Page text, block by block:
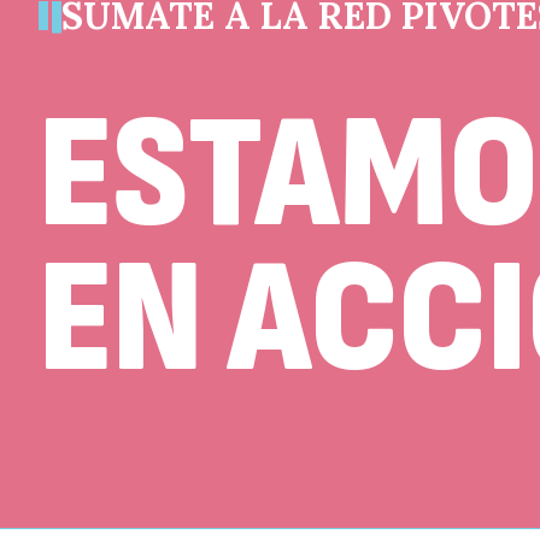
SÚMATE A LA RED
EN